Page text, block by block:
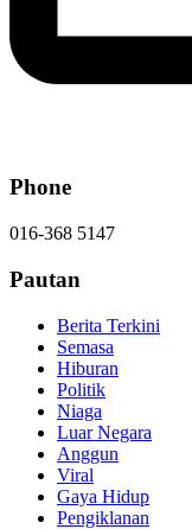
Phone
016-368 5147
Pautan
Berita Terkini
Semasa
Hiburan
Politik
Niaga
Luar Negara
Anggun
Viral
Gaya Hidup
Pengiklanan